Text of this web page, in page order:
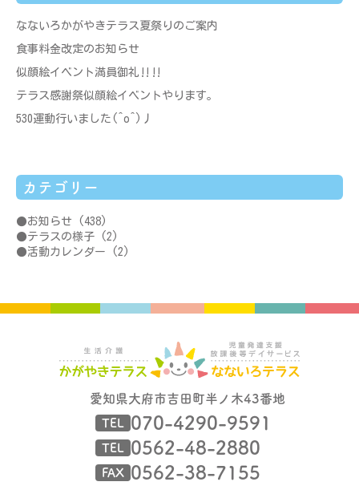
なないろかがやきテラス夏祭りのご案内
食事料金改定のお知らせ
似顔絵イベント満員御礼‼‼
テラス感謝祭似顔絵イベントやります。
530運動行いました(^o^)丿
カテゴリー
お知らせ (438)
テラスの様子 (2)
活動カレンダー (2)
愛知県大府市吉田町半ノ木43番地
TEL 070-4290-9591
TEL 0562-48-2880
FAX 0562-38-7155